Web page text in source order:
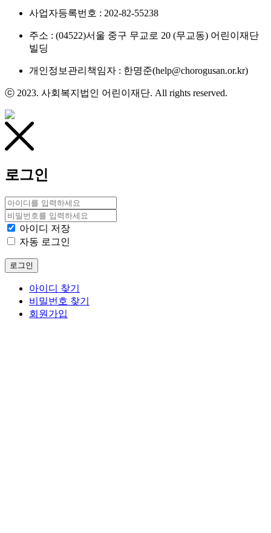
사업자등록번호 : 202-82-55238
주소 : (04522)서울 중구 무교로 20 (무교동) 어린이재단
빌딩
개인정보관리책임자 : 한명준(help@chorogusan.or.kr)
ⓒ 2023. 사회복지법인 어린이재단. All rights reserved.
로그인
아이디 저장
자동 로그인
로그인
아이디 찾기
비밀번호 찾기
회원가입